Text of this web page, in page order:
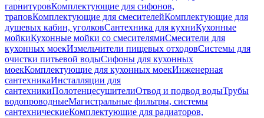
гарнитуровКомплектующие для сифонов,
траповКомплектующие для смесителейКомплектующие для
душевых кабин, уголковСантехника для кухниКухонные
мойкиКухонные мойки со смесителямиСмесители для
кухонных моекИзмельчители пищевых отходовСистемы для
очистки питьевой водыСифоны для кухонных
моекКомплектующие для кухонных моекИнженерная
сантехникаИнсталляции для
сантехникиПолотенцесушителиОтвод и подвод водыТрубы
водопроводныеМагистральные фильтры, системы
сантехническиеКомплектующие для радиаторов,